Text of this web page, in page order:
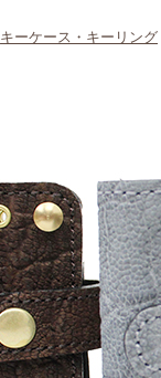
キーケース・キーリング